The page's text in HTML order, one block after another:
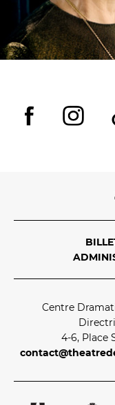
Brochure
Espace relais
Centre
4‑6, Place